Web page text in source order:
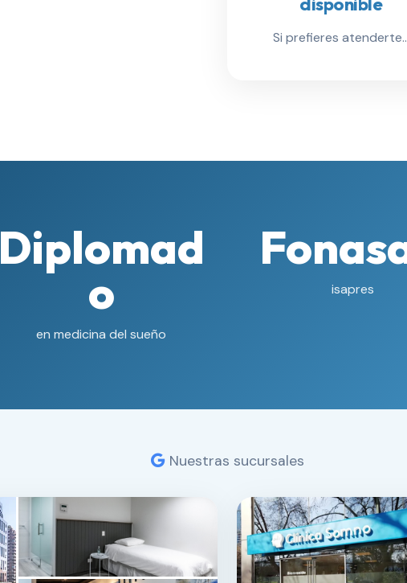
Si prefieres
Diplomad
o
en medicina del sueño
isapres
Nuestras sucursales